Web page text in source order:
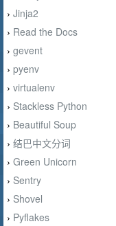
› Jinja2
› Read the Docs
› gevent
› pyenv
› virtualenv
› Stackless Python
› Beautiful Soup
› 结巴中文分词
› Green Unicorn
› Sentry
› Shovel
› Pyflakes